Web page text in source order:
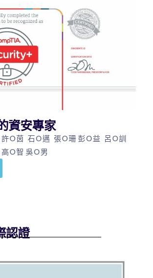
資安專家
Ｏ茵 石Ｏ邁 張Ｏ珊 彭Ｏ益 呂Ｏ訓
Ｏ智 吳Ｏ男
認證